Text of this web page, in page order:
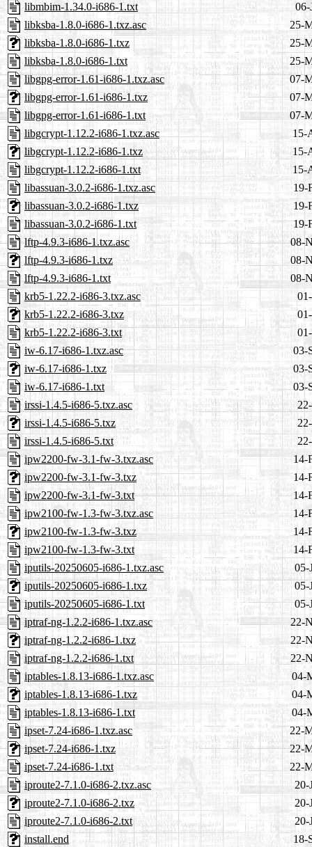
libmbim-1.34.0-i686-1.txt
06-
libksba-1.8.0-i686-1.txz.asc
25-
libksba-1.8.0-i686-1.txz
25-
libksba-1.8.0-i686-1.txt
25-
libgpg-error-1.61-i686-1.txz.asc
07-
libgpg-error-1.61-i686-1.txz
07-
libgpg-error-1.61-i686-1.txt
07-
libgcrypt-1.12.2-i686-1.txz.asc
15-
libgcrypt-1.12.2-i686-1.txz
15-
libgcrypt-1.12.2-i686-1.txt
15-
libassuan-3.0.2-i686-1.txz.asc
19-
libassuan-3.0.2-i686-1.txz
19-
libassuan-3.0.2-i686-1.txt
19-
lftp-4.9.3-i686-1.txz.asc
08-
lftp-4.9.3-i686-1.txz
08-
lftp-4.9.3-i686-1.txt
08-
krb5-1.22.2-i686-3.txz.asc
krb5-1.22.2-i686-3.txz
krb5-1.22.2-i686-3.txt
iw-6.17-i686-1.txz.asc
03-
iw-6.17-i686-1.txz
03-
iw-6.17-i686-1.txt
03-
irssi-1.4.5-i686-5.txz.asc
irssi-1.4.5-i686-5.txz
irssi-1.4.5-i686-5.txt
ipw2200-fw-3.1-fw-3.txz.asc
14-
ipw2200-fw-3.1-fw-3.txz
14-
ipw2200-fw-3.1-fw-3.txt
14-
ipw2100-fw-1.3-fw-3.txz.asc
14-
ipw2100-fw-1.3-fw-3.txz
14-
ipw2100-fw-1.3-fw-3.txt
14-
iputils-20250605-i686-1.txz.asc
05-
iputils-20250605-i686-1.txz
05-
iputils-20250605-i686-1.txt
05-
iptraf-ng-1.2.2-i686-1.txz.asc
22-
iptraf-ng-1.2.2-i686-1.txz
22-
iptraf-ng-1.2.2-i686-1.txt
22-
iptables-1.8.13-i686-1.txz.asc
04-
iptables-1.8.13-i686-1.txz
04-
iptables-1.8.13-i686-1.txt
04-
ipset-7.24-i686-1.txz.asc
22-
ipset-7.24-i686-1.txz
22-
ipset-7.24-i686-1.txt
22-
iproute2-7.1.0-i686-2.txz.asc
20-
iproute2-7.1.0-i686-2.txz
20-
iproute2-7.1.0-i686-2.txt
20-
install.end
18-